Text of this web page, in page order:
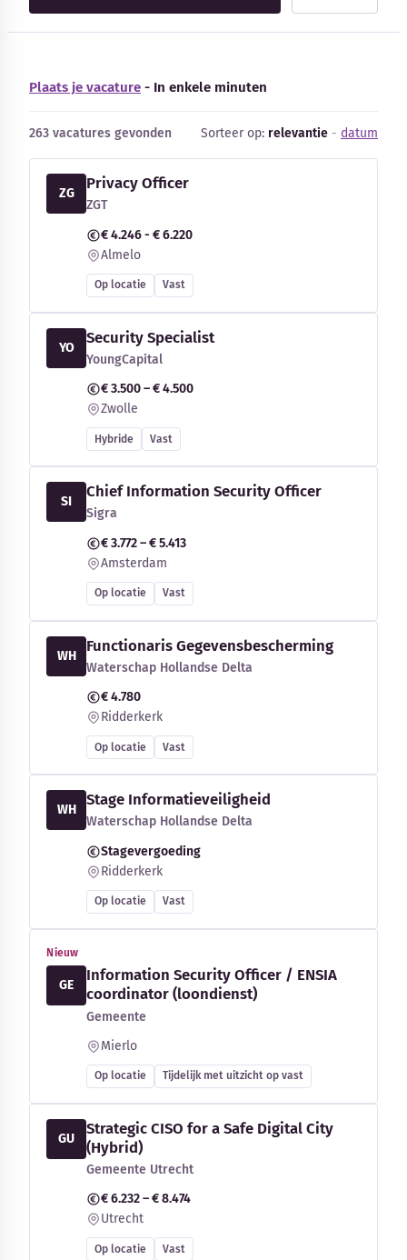
Externe bronnen
Woordenboek
Auteurs
Plaats je vacature - In enkele minuten
263 vacatures gevonden Sorteer op: relevantie - datum
ZG
Privacy Officer
ZGT
€ 4.246 - € 6.220
Almelo
Op locatie Vast
YO
Security Specialist
YoungCapital
€ 3.500 – € 4.500
Zwolle
Hybride Vast
SI
Chief Information Security Officer
Sigra
€ 3.772 – € 5.413
Amsterdam
Op locatie Vast
WH
Functionaris Gegevensbescherming
Waterschap Hollandse Delta
€ 4.780
Ridderkerk
Op locatie Vast
WH
Stage Informatieveiligheid
Waterschap Hollandse Delta
Stagevergoeding
Ridderkerk
Op locatie Vast
Nieuw
GE
Information Security Officer / ENSIA
coordinator (loondienst)
Gemeente
Mierlo
Op locatie Tijdelijk met uitzicht op vast
GU
Strategic CISO for a Safe Digital City
(Hybrid)
Gemeente Utrecht
€ 6.232 – € 8.474
Utrecht
Op locatie Vast